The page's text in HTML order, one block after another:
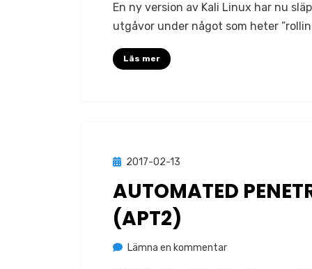
2017.2
En ny version av Kali Linux har nu
utgåvor under något som heter
Läs mer
Publicerad
2017-02-13
AUTOMATED
(APT2)
avJonas Lejon
Lämna en kommentarpå